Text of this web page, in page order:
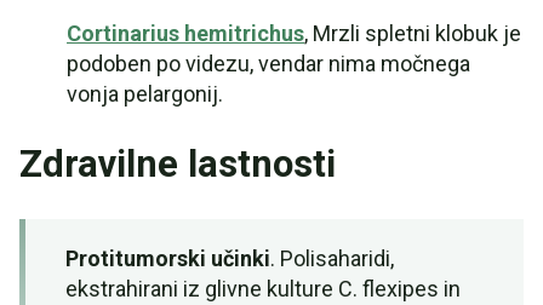
Cortinarius hemitrichus, Mrzli spletni klobuk je
podoben po videzu, vendar nima močnega
vonja pelargonij.
Zdravilne lastnosti
Protitumorski učinki. Polisaharidi,
ekstrahirani iz glivne kulture C. flexipes in